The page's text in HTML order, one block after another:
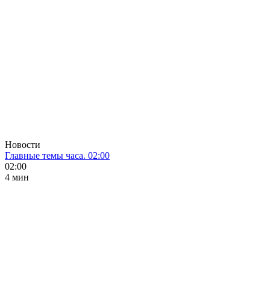
Новости
Главные темы часа. 02:00
02:00
4 мин